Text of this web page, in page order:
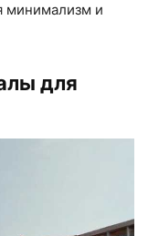
минимализм и
для